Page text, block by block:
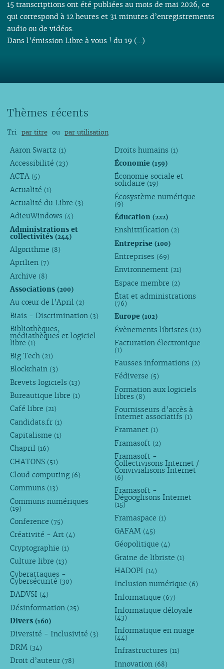
15 transcriptions ont été publiées au mois de mai 2026, ce
qui correspond à 12 heures et 31 minutes d’enregistrements
audio ou de vidéos.
Dans l’émission Libre à vous ! du 19 (…)
Thèmes récents
Tri par titre ou par utilisation
Aaron Swartz (1)
Accessibilité (23)
ACTA (5)
Actualité (1)
Actualité du Libre (3)
AdieuWindows (4)
Administrations et
collectivités (244)
Algorithme (8)
Aprilien (7)
Archive (8)
Associations (200)
Au cœur de l’April (2)
Biais - Discrimination (3)
Bibliothèques,
médiathèques et logiciel
libre (1)
Big Tech (21)
Blockchain (3)
Brevets logiciels (13)
Bureautique libre (1)
Café libre (21)
Candidats.fr (1)
Capitalisme (1)
Chapril (16)
CHATONS (51)
Cloud computing (6)
Communs (13)
Communs numériques
(19)
Conference (75)
Créativité - Art (4)
Cryptographie (1)
Culture libre (13)
Cyberattaques -
Cybersécurité (30)
DADVSI (4)
Désinformation (25)
Divers (160)
Diversité - Inclusivité (3)
DRM (34)
Droit d’auteur (78)
Droits humains (1)
Économie(159)
Économie sociale et
solidaire (19)
Écosystème numérique
(9)
Éducation(222)
Enshittification (2)
Entreprise(100)
Entreprises (69)
Environnement (21)
Espace membre (2)
État et administrations
(76)
Europe(102)
Évènements libristes (12)
Facturation électronique
(1)
Fausses informations (2)
Fédiverse (5)
Formation aux logiciels
libres (8)
Fournisseurs d’accès à
Internet associatifs (1)
Framanet (1)
Framasoft (2)
Framasoft -
Collectivisons Internet /
Convivialisons Internet
(6)
Framasoft -
Dégooglisons Internet
(15)
Framaspace (1)
GAFAM (45)
Géopolitique (4)
Graine de libriste (1)
HADOPI (14)
Inclusion numérique (6)
Informatique (67)
Informatique déloyale
(43)
Informatique en nuage
(44)
Infrastructures (11)
Innovation (68)